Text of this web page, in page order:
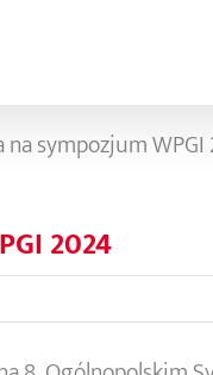
na sympozjum
2024